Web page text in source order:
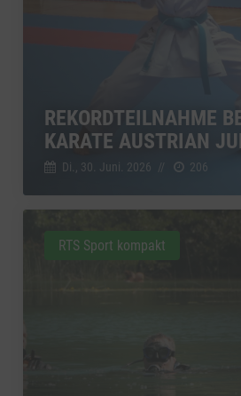
REKORDTEILNAHME
KARATE AUSTRIAN
Di., 30. Juni. 2026 // 206
RTS Sport kompakt